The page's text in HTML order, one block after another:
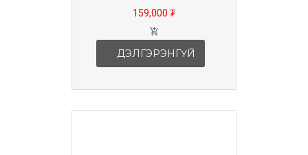
159,000 ₮
ДЭЛГЭРЭНГҮЙ